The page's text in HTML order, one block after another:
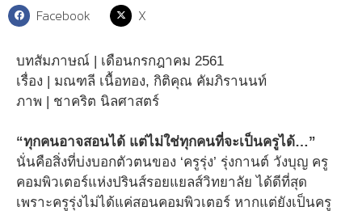
Facebook X
บทสัมภาษณ์ | เดือนกรกฎาคม 2561
เรื่อง | มณฑลี เนื้อทอง, กิติคุณ คัมภิรานนท์
ภาพ | ชาคริต นิลศาสตร์
“ทุกคนอาจสอนได้ แต่ไม่ใช่ทุกคนที่จะเป็นครูได้…”
นั่นคือสิ่งที่บ่งบอกตัวตนของ ‘ครูรุ่ง’ รุ่งกานต์ วังบุญ ครู
คอมพิวเตอร์แห่งปรินส์รอยแยลส์วิทยาลัย ได้ดีที่สุด
เพราะครูรุ่งไม่ได้แค่สอนคอมพิวเตอร์ หากแต่ยังเป็นครู